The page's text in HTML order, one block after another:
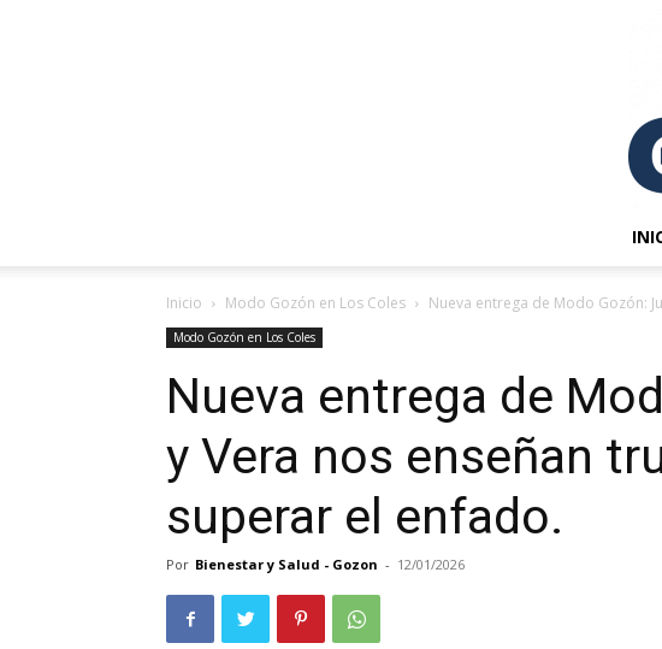
Inicio Modo Gozón en Los Coles Nueva entrega de Modo Gozón:
Modo Gozón en Los Coles
Nueva entrega de
y Vera nos enseñan
superar el enfado.
Por Bienestar y Salud - Gozon - 12/01/2026